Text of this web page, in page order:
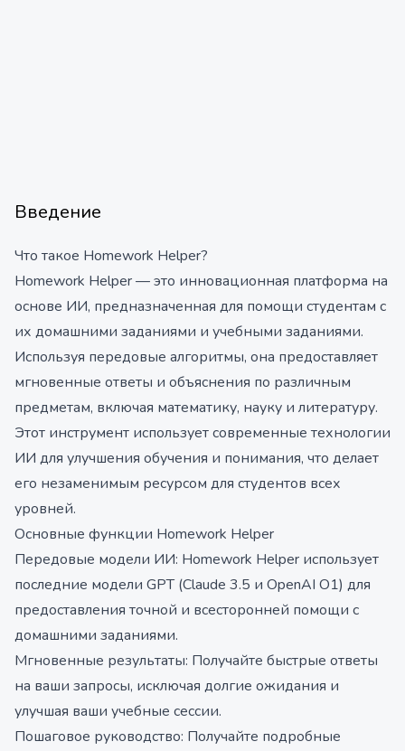
Введение
Что такое Homework Helper?
Homework Helper — это инновационная платформа на
основе ИИ, предназначенная для помощи студентам с
их домашними заданиями и учебными заданиями.
Используя передовые алгоритмы, она предоставляет
мгновенные ответы и объяснения по различным
предметам, включая математику, науку и литературу.
Этот инструмент использует современные технологии
ИИ для улучшения обучения и понимания, что делает
его незаменимым ресурсом для студентов всех
уровней.
Основные функции Homework Helper
Передовые модели ИИ: Homework Helper использует
последние модели GPT (Claude 3.5 и OpenAI O1) для
предоставления точной и всесторонней помощи с
домашними заданиями.
Мгновенные результаты: Получайте быстрые ответы
на ваши запросы, исключая долгие ожидания и
улучшая ваши учебные сессии.
Пошаговое руководство: Получайте подробные